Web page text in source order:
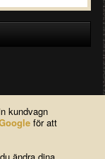
kundvagn
för att